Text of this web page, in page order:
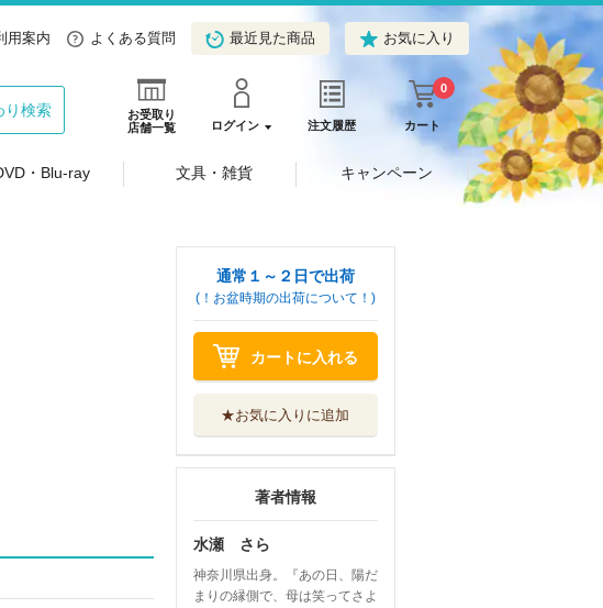
用案内 よくある質問 最近見た商品 お気に入り
お受取り
店舗一覧
ログイン 注文履歴 カート
0
り検索
・Blu-ray 文具・雑貨 キャンペーン
通常１～２日で出荷
(！お盆時期の出荷について！)
カートに入れる
★お気に入りに追加
著者情報
水瀬 さら
神奈川県出身。『あの日、陽だ
まりの縁側で、母は笑ってさよ